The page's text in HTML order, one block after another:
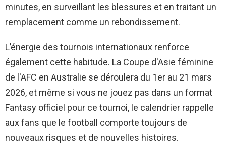
minutes, en surveillant les blessures et en traitant un
remplacement comme un rebondissement.
L’énergie des tournois internationaux renforce
également cette habitude. La Coupe d'Asie féminine
de l'AFC en Australie se déroulera du 1er au 21 mars
2026, et même si vous ne jouez pas dans un format
Fantasy officiel pour ce tournoi, le calendrier rappelle
aux fans que le football comporte toujours de
nouveaux risques et de nouvelles histoires.